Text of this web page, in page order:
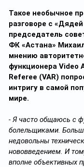
Такое необычное
разговоре с
председатель
ФК «Астана»
мнению
функционера Video
Referee (VAR)
интригу в самой
мире.
- Я часто общаюсь с
болельщиками.
недовольны
нововведением. И
вполне объективных